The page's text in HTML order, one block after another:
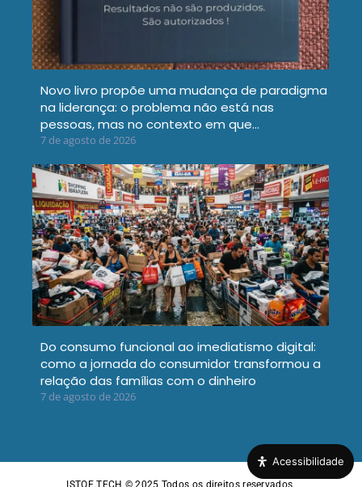
Novo livro propõe uma mudança de paradigma
na liderança: o problema não está nas
pessoas, mas no contexto em que…
7 de agosto de 2026
Do consumo funcional ao imediatismo digital:
como a jornada do consumidor transformou a
relação das famílias com o dinheiro
7 de agosto de 2026
ISTOE.TECH © 2025 Todos os direitos reservados
Acessibilidade